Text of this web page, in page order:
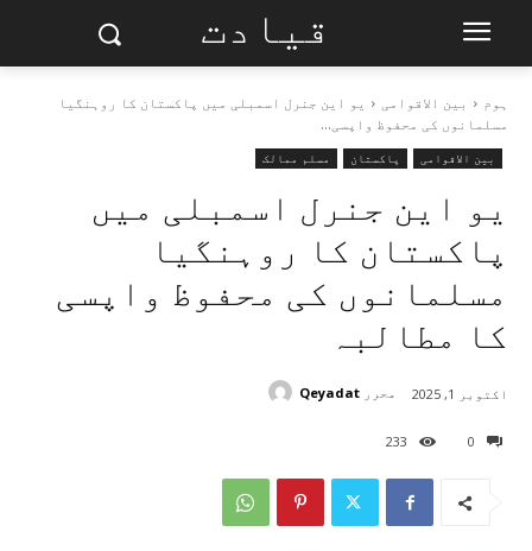
قیادت
ہوم بین الاقوامی
یو این جنرل اسمبلی میں پاکستان کا روہنگیا
مسلمانوں کی محفوظ واپسی...
بین الاقوامی پاکستان مسلم ممالک
یو این جنرل اسمبلی میں
پاکستان کا روہنگیا
مسلمانوں کی محفوظ واپسی
کا مطالبہ
0
233
اکتوبر 1, 2025 محرر Qeyadat